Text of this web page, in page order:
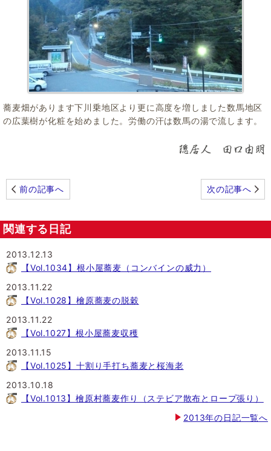
蕎麦畑があります下川乗地区より更に高度を増しました数馬地区
の広葉樹が化粧を始めました。労働の汗は数馬の湯で流します。
前の記事へ 次の記事へ
関連する日記
2013.12.13
【Vol.1034】根小屋蕎麦（コンバインの威力）
2013.11.22
【Vol.1028】檜原蕎麦の脱穀
2013.11.22
【Vol.1027】根小屋蕎麦収穫
2013.11.15
【Vol.1025】十割り手打ち蕎麦と桜海老
2013.10.18
【Vol.1013】檜原村蕎麦作り（ステビア散布とロープ張り）
2013年の日記一覧へ